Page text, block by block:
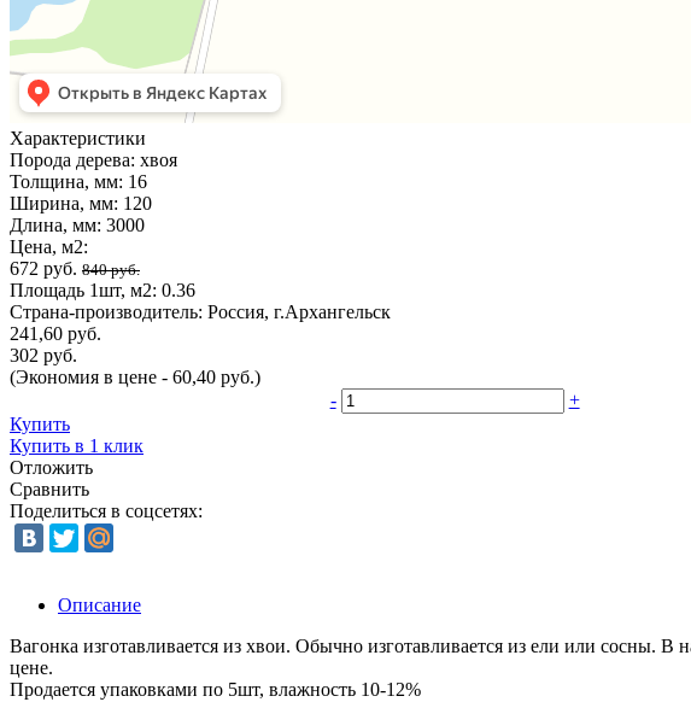
Характеристики
Порода дерева: хвоя
Толщина, мм: 16
Ширина, мм: 120
Длина, мм: 3000
Цена, м2:
672 руб. 840 руб.
Площадь 1шт, м2: 0.36
Страна-производитель: Россия, г.Архангельск
241,60 руб.
302 руб.
(Экономия в цене - 60,40 руб.)
-
+
Купить
Купить в 1 клик
Отложить
Сравнить
Поделиться в соцсетях:
Описание
Вагонка изготавливается из хвои. Обычно изготавливается из ели или сосны.
цене.
Продается упаковками по 5шт, влажность 10-12%